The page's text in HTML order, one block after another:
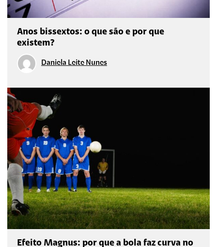
Anos bissextos: o que são e por que
existem?
Daniela Leite Nunes
Efeito Magnus: por que a bola faz curva no